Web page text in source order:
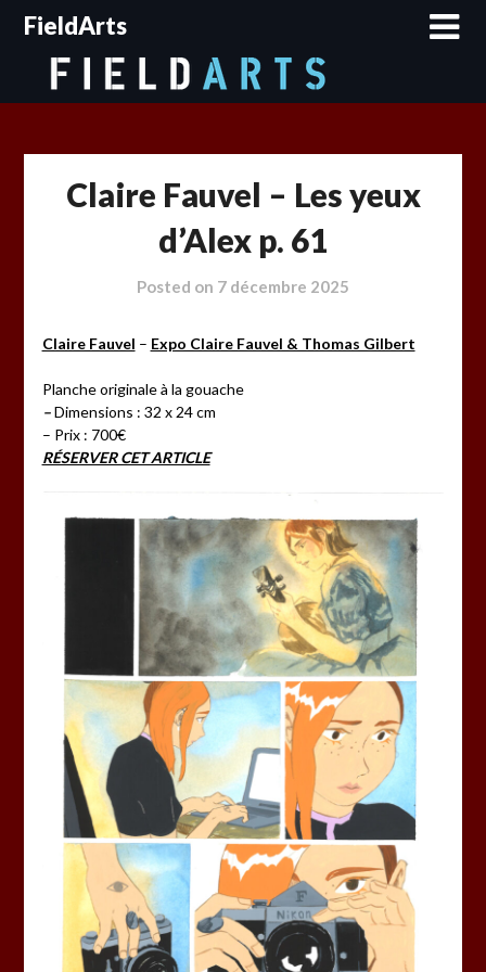
SkipFieldArts
Claire Fauvel – Les yeux
d’Alex p. 61
Posted on 7 décembre 2025
Claire Fauvel – Expo Claire Fauvel & Thomas Gilbert
Planche originale à la gouache
–Dimensions : 32 x 24 cm
– Prix : 700€
RÉSERVER CET ARTICLE